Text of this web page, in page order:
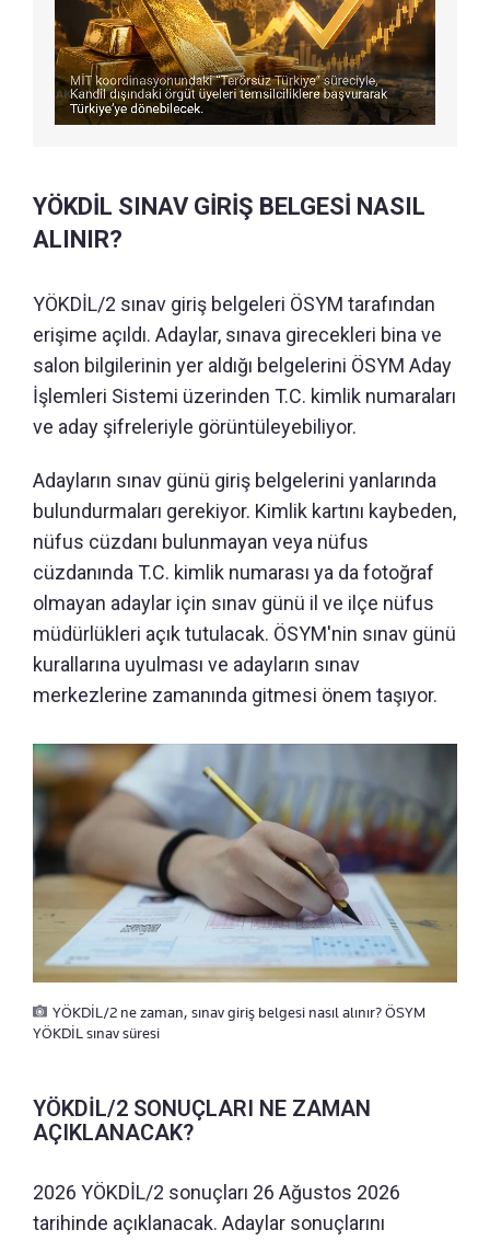
YÖKDİL SINAV GİRİŞ BELGESİ NASIL
ALINIR?
YÖKDİL/2 sınav giriş belgeleri ÖSYM tarafından
erişime açıldı. Adaylar, sınava girecekleri bina ve
salon bilgilerinin yer aldığı belgelerini ÖSYM Aday
İşlemleri Sistemi üzerinden T.C. kimlik numaraları
ve aday şifreleriyle görüntüleyebiliyor.
Adayların sınav günü giriş belgelerini yanlarında
bulundurmaları gerekiyor. Kimlik kartını kaybeden,
nüfus cüzdanı bulunmayan veya nüfus
cüzdanında T.C. kimlik numarası ya da fotoğraf
olmayan adaylar için sınav günü il ve ilçe nüfus
müdürlükleri açık tutulacak. ÖSYM'nin sınav günü
kurallarına uyulması ve adayların sınav
merkezlerine zamanında gitmesi önem taşıyor.
YÖKDİL/2 ne zaman, sınav giriş belgesi nasıl alınır? ÖSYM
YÖKDİL sınav süresi
YÖKDİL/2 SONUÇLARI NE ZAMAN
AÇIKLANACAK?
2026 YÖKDİL/2 sonuçları 26 Ağustos 2026
tarihinde açıklanacak. Adaylar sonuçlarını